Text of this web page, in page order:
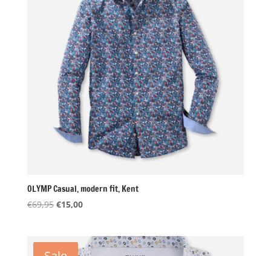
OLYMP Casual, modern fit, Kent
€69,95 Oorspronkelijke
€69,95.
€15,00Huidige
€15,00.